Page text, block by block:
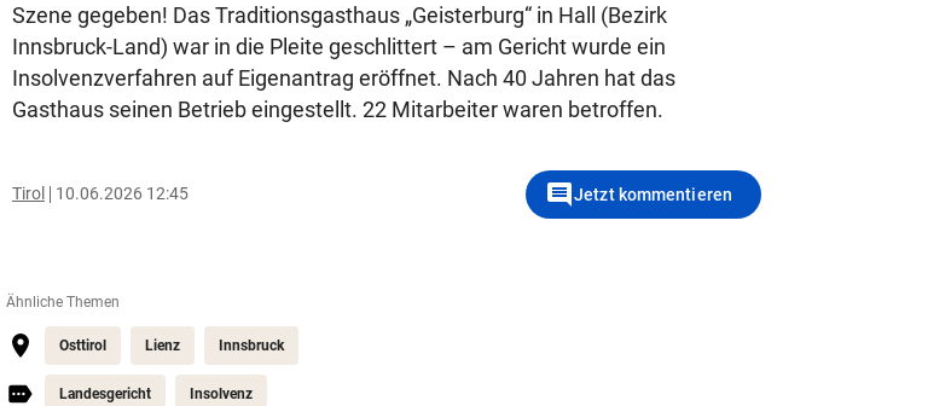
Szene gegeben! Das Traditionsgasthaus „Geisterburg“ in Hall (Bezirk
Innsbruck-Land) war in die Pleite geschlittert – am Gericht wurde ein
Insolvenzverfahren auf Eigenantrag eröffnet. Nach 40 Jahren hat das
Gasthaus seinen Betrieb eingestellt. 22 Mitarbeiter waren betroffen.
Tirol 10.06.2026 12:45 commentJetzt kommentieren
Ähnliche Themen
Osttirol Lienz Innsbruck
Landesgericht Insolvenz